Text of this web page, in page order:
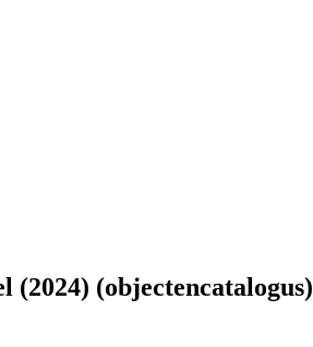
(2024) (objectencatalogus)